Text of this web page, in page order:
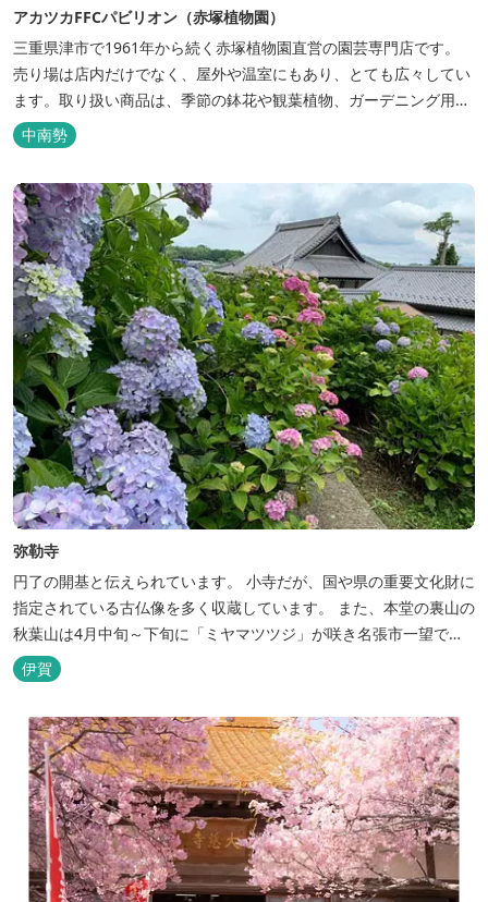
アカツカFFCパビリオン（赤塚植物園）
三重県津市で1961年から続く赤塚植物園直営の園芸専門店です。
売り場は店内だけでなく、屋外や温室にもあり、とても広々してい
ます。取り扱い商品は、季節の鉢花や観葉植物、ガーデニング用の
草花、花木、野菜苗、種など実にさまざま。人気のエアープランツ
や季節感あふれるギフト、かわいいグッズもあります。 植物の特性
に合わせてスタッフが育て方の相談に乗ってくれるため、初心者の
方も安心してガー...
中南勢
弥勒寺
円了の開基と伝えられています。 小寺だが、国や県の重要文化財に
指定されている古仏像を多く収蔵しています。 また、本堂の裏山の
秋葉山は4月中旬～下旬に「ミヤマツツジ」が咲き名張市一望でき
る名所でもあります。 6月中旬～7月中旬には「アジサイ」が見事
です。国宝の目前で写経、並びにツーショット撮影ができ、御朱印
建年代：平...
伊賀